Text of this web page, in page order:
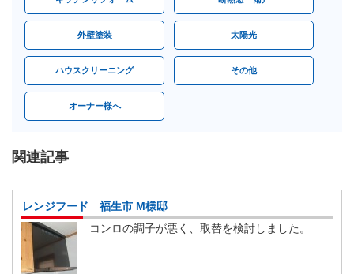
外壁塗装 太陽光
ハウスクリーニング その他
オーナー様へ
関連記事
レンジフード 福生市 M様邸
コンロの調子が悪く、取替を検討しました。